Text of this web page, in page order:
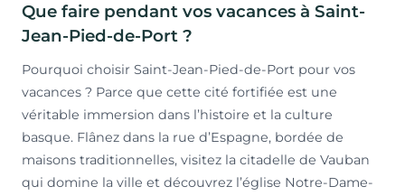
Que faire pendant vos vacances à Saint-
Jean-Pied-de-Port ?
Pourquoi choisir Saint-Jean-Pied-de-Port pour vos
vacances ? Parce que cette cité fortifiée est une
véritable immersion dans l’histoire et la culture
basque. Flânez dans la rue d’Espagne, bordée de
maisons traditionnelles, visitez la citadelle de Vauban
qui domine la ville et découvrez l’église Notre-Dame-